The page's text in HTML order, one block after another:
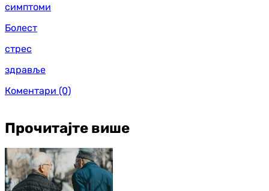
симптоми
Болест
стрес
здравље
Коментари (0)
Прочитајте више